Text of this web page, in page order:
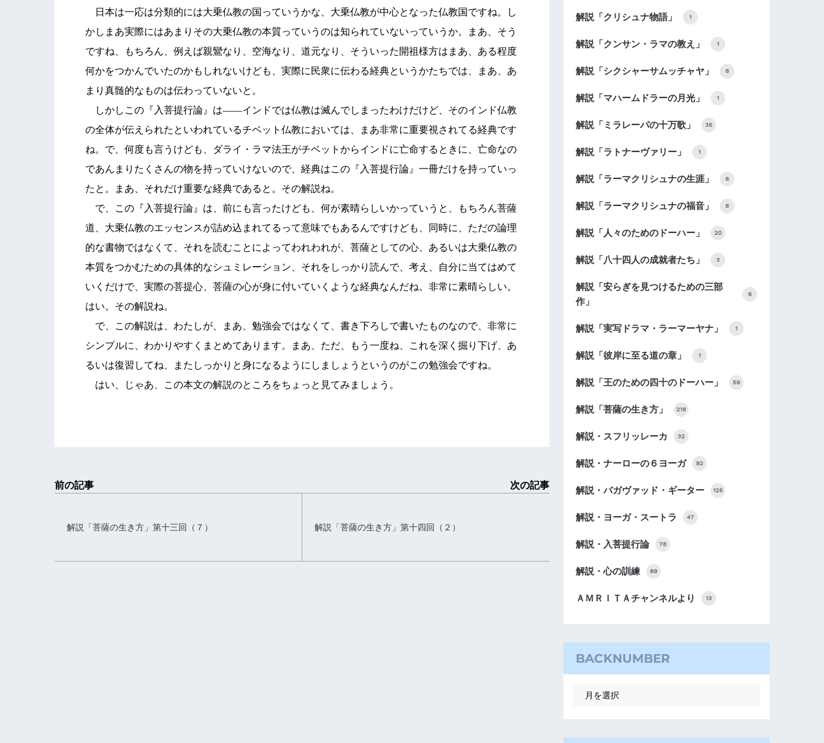
日本は一応は分類的には大乗仏教の国っていうかな、大乗仏教が中心となった仏教国ですね。し
かしまあ実際にはあまりその大乗仏教の本質っていうのは知られていないっていうか。まあ、そう
ですね、もちろん、例えば親鸞なり、空海なり、道元なり、そういった開祖様方はまあ、ある程度
何かをつかんでいたのかもしれないけども、実際に民衆に伝わる経典というかたちでは、まあ、あ
まり真髄的なものは伝わっていないと。
しかしこの『入菩提行論』は――インドでは仏教は滅んでしまったわけだけど、そのインド仏教
の全体が伝えられたといわれているチベット仏教においては、まあ非常に重要視されてる経典です
ね。で、何度も言うけども、ダライ・ラマ法王がチベットからインドに亡命するときに、亡命なの
であんまりたくさんの物を持っていけないので、経典はこの『入菩提行論』一冊だけを持っていっ
たと。まあ、それだけ重要な経典であると。その解説ね。
で、この『入菩提行論』は、前にも言ったけども、何が素晴らしいかっていうと、もちろん菩薩
道、大乗仏教のエッセンスが詰め込まれてるって意味でもあるんですけども、同時に、ただの論理
的な書物ではなくて、それを読むことによってわれわれが、菩薩としての心、あるいは大乗仏教の
本質をつかむための具体的なシュミレーション、それをしっかり読んで、考え、自分に当てはめて
いくだけで、実際の菩提心、菩薩の心が身に付いていくような経典なんだね。非常に素晴らしい。
はい。その解説ね。
で、この解説は、わたしが、まあ、勉強会ではなくて、書き下ろしで書いたものなので、非常に
シンプルに、わかりやすくまとめてあります。まあ、ただ、もう一度ね、これを深く掘り下げ、あ
るいは復習してね、またしっかりと身になるようにしましょうというのがこの勉強会ですね。
はい、じゃあ、この本文の解説のところをちょっと見てみましょう。
前の記事
解説「菩薩の生き方」第十三回（７）
次の記事
解説「菩薩の生き方」第十四回（２）
解説「クリシュナ物語」 1
解説「クンサン・ラマの教え」 1
解説「シクシャーサムッチャヤ」 8
解説「マハームドラーの月光」 1
解説「ミラレーパの十万歌」 35
解説「ラトナーヴァリー」 1
解説「ラーマクリシュナの生涯」 6
解説「ラーマクリシュナの福音」 6
解説「人々のためのドーハー」 20
解説「八十四人の成就者たち」 3
解説「安らぎを見つけるための三部
作」
6
解説「実写ドラマ・ラーマーヤナ」 1
解説「彼岸に至る道の章」 1
解説「王のための四十のドーハー」 59
解説「菩薩の生き方」 218
解説・スフリッレーカ 32
解説・ナーローの６ヨーガ 92
解説・バガヴァッド・ギーター 125
解説・ヨーガ・スートラ 47
解説・入菩提行論 78
解説・心の訓練 89
ＡＭＲＩＴＡチャンネルより 13
BACKNUMBER